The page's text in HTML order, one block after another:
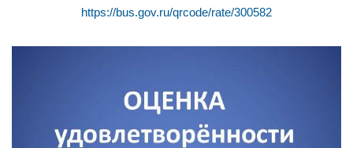
https://bus.gov.ru/qrcode/rate/300582